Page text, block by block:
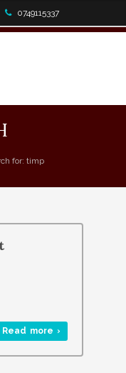
0749115337
for: timp
Read more ›